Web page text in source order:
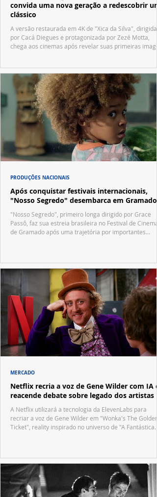
convida uma nova geração a redescobrir um
clássico
A versão restaurada em 4K de "Xica da Silva", dirigida
por Cacá Diegues e protagonizada por Zezé Motta,
chega aos cinemas após revelar suas primeiras
Após conquistar festivais internacionais,
"Nosso Segredo" desembarca em Gramado
"Nosso Segredo", primeiro longa dirigido por Grace
Passô, faz sua estreia brasileira no Festival de Cinema
de Gramado após uma trajetória por importantes
PRODUÇÕES NACIONAIS
Netflix recria a voz de Gene Wilder com IA e
reacende debate sobre legado dos artistas
A Netflix utilizará a tecnologia da ElevenLabs para
recriar a voz de Gene Wilder em "Wonka's The Golden
Ticket", reality inspirado no universo de "A Fantástica
MERCADO